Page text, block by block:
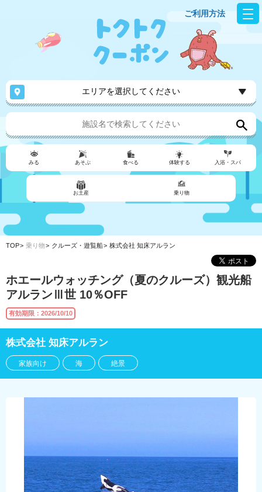
ご利用方法
エリアを選択してください
みる あそぶ 食べる 体験する 入浴・スパ
お土産 乗り物
TOP 乗り物 クルーズ・遊覧船 株式会社 知床アルラン
ホエールウォッチング（夏のクルーズ）観光船
アルランⅢ世 10％OFF
有効期限：2026/10/10
株式会社 知床アルラン
家族向け 海 絶景